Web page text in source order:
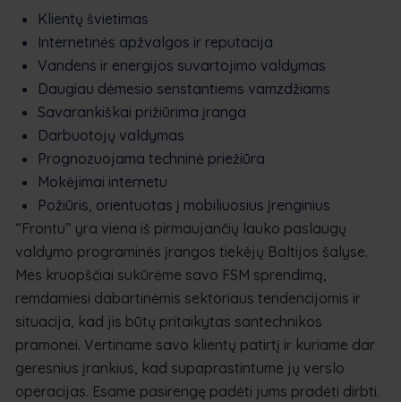
Klientų švietimas
Internetinės apžvalgos ir reputacija
Vandens ir energijos suvartojimo valdymas
Daugiau dėmesio senstantiems vamzdžiams
Savarankiškai prižiūrima įranga
Darbuotojų valdymas
Prognozuojama techninė priežiūra
Mokėjimai internetu
Požiūris, orientuotas į mobiliuosius įrenginius
“Frontu” yra viena iš pirmaujančių lauko paslaugų
valdymo programinės įrangos tiekėjų Baltijos šalyse.
Mes kruopščiai sukūrėme savo FSM sprendimą,
remdamiesi dabartinėmis sektoriaus tendencijomis ir
situacija, kad jis būtų pritaikytas santechnikos
pramonei. Vertiname savo klientų patirtį ir kuriame dar
geresnius įrankius, kad supaprastintume jų verslo
operacijas. Esame pasirengę padėti jums pradėti dirbti.